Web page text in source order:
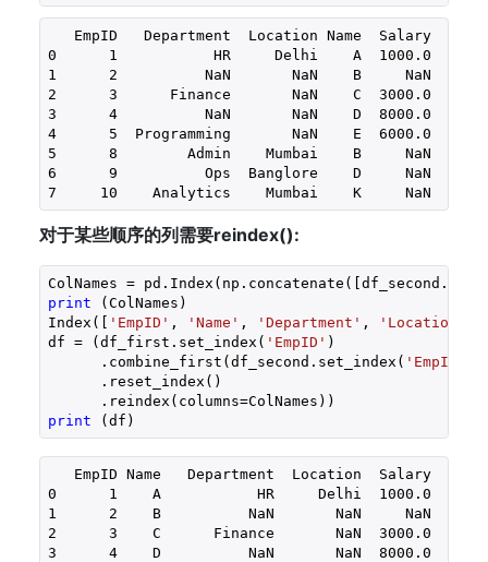
   EmpID   Department  Location Name  Salary
0      1           HR     Delhi    A  1000.0
1      2          NaN       NaN    B     NaN
2      3      Finance       NaN    C  3000.0
3      4          NaN       NaN    D  8000.0
4      5  Programming       NaN    E  6000.0
5      8        Admin    Mumbai    B     NaN
6      9          Ops  Banglore    D     NaN
7     10    Analytics    Mumbai    K     NaN
对于某些顺序的列需要reindex():
print (ColNames)
Index([ 'EmpID' , 'Name' , 'Department' , 'Location'
df = (df_first.set_index( 'EmpID' )
      .combine_first(df_second.set_index(
'EmpID'
      .reset_index()
print (df)
   EmpID Name   Department  Location  Salary
0      1    A           HR     Delhi  1000.0
1      2    B          NaN       NaN     NaN
2      3    C      Finance       NaN  3000.0
3      4    D          NaN       NaN  8000.0